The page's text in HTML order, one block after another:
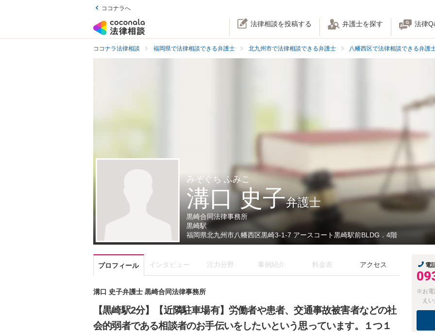
ココナラへ
法律相談を投稿する 弁護士を探す 法律
ココナラ法律相談 福岡県で法律相談できる弁護士 北九州市で法律相談できる弁護士 八幡西区で法律相談できる弁護
みぞぐち ふみこ
溝口 史子弁護士
黒崎合同法律事務所
黒崎駅
福岡県北九州市八幡西区黒崎3-1-7 アースコート黒崎駅前BLDG．4階
プロフィール インタビュー 注力分野 事例紹介 料金表 アクセス
溝口 史子弁護士 黒崎合同法律事務所
【黒崎駅2分】【近隣駐車場有】労働者や患者、交通事故被害者などの社
会的弱者である相談者のお手伝いをしたいという思っています。１つ１
電
※お電
え